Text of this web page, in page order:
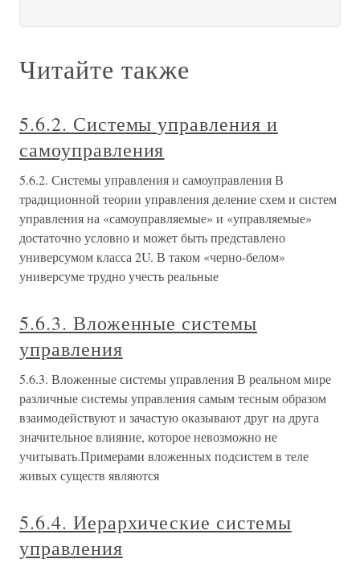
Читайте также
5.6.2. Системы управления и
самоуправления
5.6.2. Системы управления и самоуправления В
традиционной теории управления деление схем и систем
управления на «самоуправляемые» и «управляемые»
достаточно условно и может быть представлено
универсумом класса 2U. В таком «черно-белом»
универсуме трудно учесть реальные
5.6.3. Вложенные системы
управления
5.6.3. Вложенные системы управления В реальном мире
различные системы управления самым тесным образом
взаимодействуют и зачастую оказывают друг на друга
значительное влияние, которое невозможно не
учитывать.Примерами вложенных подсистем в теле
живых существ являются
5.6.4. Иерархические системы
управления